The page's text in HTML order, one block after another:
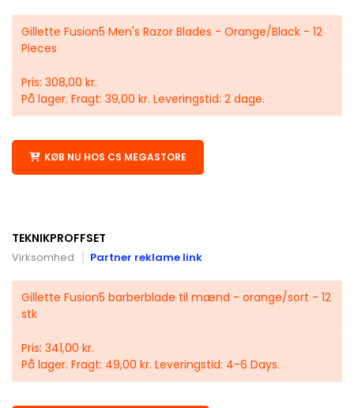
Gillette Fusion5 Men's Razor Blades - Orange/Black - 12
Pieces
Pris: 308,00 kr.
På lager. Fragt: 39,00 kr. Leveringstid: 2 dage.
KØB NU HOS CS MEGASTORE
TEKNIKPROFFSET
Virksomhed Partner reklame link
Gillette Fusion5 barberblade til mænd - orange/sort - 12
stk
Pris: 341,00 kr.
På lager. Fragt: 49,00 kr. Leveringstid: 4-6 Days.